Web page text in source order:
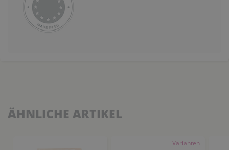
ÄHNLICHE ARTIKEL
Varianten